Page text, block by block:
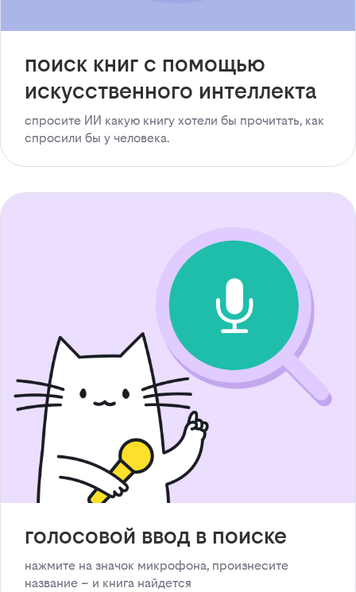
поиск книг с помощью
искусственного интеллекта
спросите ИИ какую книгу хотели бы прочитать, как
спросили бы у человека.
голосовой ввод в поиске
нажмите на значок микрофона, произнесите
название – и книга найдется